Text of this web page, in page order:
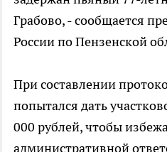
Грабово, - сообщается
России по Пензенской
При составлении
попытался дать
000 рублей, чтобы
административной